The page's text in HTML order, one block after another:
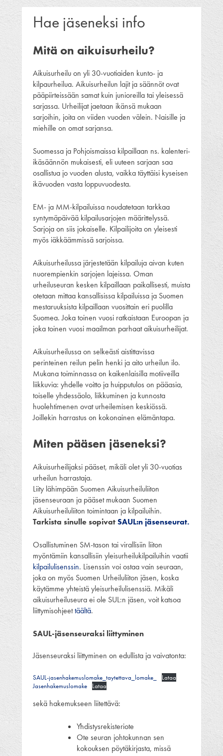
Hae jäseneksi info
Mitä on aikuisurheilu?
Aikuisurheilu on yli 30-vuotiaiden kunto- ja
kilpaurheilua. Aikuisurheilun lajit ja säännöt ovat
pääpiirteissään samat kuin junioreilla tai yleisessä
sarjassa. Urheilijat jaetaan ikänsä mukaan
sarjoihin, joita on viiden vuoden välein. Naisille ja
miehille on omat sarjansa.
Suomessa ja Pohjoismaissa kilpaillaan ns. kalenteri-
ikäsäännön mukaisesti, eli uuteen sarjaan saa
osallistua jo vuoden alusta, vaikka täyttäisi kyseisen
ikävuoden vasta loppuvuodesta.
EM- ja MM-kilpailuissa noudatetaan tarkkaa
syntymäpäivää kilpailusarjojen määrittelyssä.
Sarjoja on siis jokaiselle. Kilpailijoita on yleisesti
myös iäkkäämmissä sarjoissa.
Aikuisurheilussa järjestetään kilpailuja aivan kuten
nuorempienkin sarjojen lajeissa. Oman
urheiluseuran kesken kilpaillaan paikallisesti, muista
otetaan mittaa kansallisissa kilpailuissa ja Suomen
mestaruuksista kilpaillaan vuosittain eri puolilla
Suomea. Joka toinen vuosi ratkaistaan Euroopan ja
joka toinen vuosi maailman parhaat aikuisurheilijat.
Aikuisurheilussa on selkeästi aistittavissa
perinteinen reilun pelin henki ja aito urheilun ilo.
Mukana toiminnassa on kaikenlaisilla motiiveilla
liikkuvia: yhdelle voitto ja huipputulos on pääasia,
toiselle yhdessäolo, liikkuminen ja kunnosta
huolehtimenen ovat urheilemisen keskiössä.
Joillekin harrastus on kokonainen elämäntapa.
Miten pääsen jäseneksi?
Aikuisurheilijaksi pääset, mikäli olet yli 30-vuotias
urheilun harrastaja.
Liity lähimpään Suomen Aikuisurheiluliiton
jäsenseuraan ja pääset mukaan Suomen
Aikuisurheiluliiton toimintaan ja kilpailuihin.
Tarkista sinulle sopivatSAUL:n jäsenseurat.
Osallistuminen SM-tason tai virallisiin liiton
myöntämiin kansallisiin yleisurheilukilpailuihin vaatii
kilpailulisenssin. Lisenssin voi ostaa vain seuraan,
joka on myös Suomen Urheiluliiton jäsen, koska
käytämme yhteistä yleisurheilulisenssiä. Mikäli
aikuisurheiluseura ei ole SUL:n jäsen, voit katsoa
liittymisohjeettäältä.
SAUL-jäsenseuraksi liittyminen
Jäsenseuraksi liittyminen on edullista ja vaivatonta:
SAUL-jasenhakemuslomake_taytettava_lomake_
Lataa
Jasenhakemuslomake
Lataa
sekä hakemukseen liitettävä:
Yhdistysrekisteriote
Ote seuran johtokunnan sen
kokouksen pöytäkirjasta, missä